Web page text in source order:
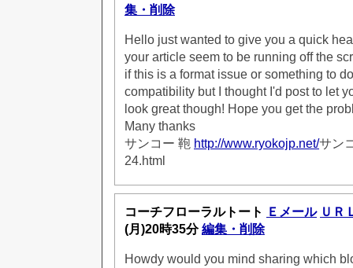
集・削除
Hello just wanted to give you a quick
your article seem to be running off the
if this is a format issue or something to
compatibility but I thought I'd post to let
look great though! Hope you get the
Many thanks
サンコー 鞄 http://www.ryokojp.net/サン
24.html
コーチフローラルトート Ｅメール ＵＲ
(月)20時35分編集・削除
Howdy would you mind sharing which